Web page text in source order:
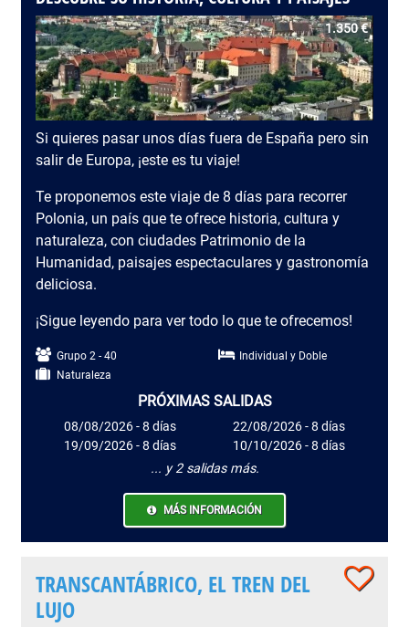
1.350 €
Si quieres pasar unos días fuera de España pero sin
salir de Europa, ¡este es tu viaje!
Te proponemos este viaje de 8 días para recorrer
Polonia, un país que te ofrece historia, cultura y
naturaleza, con ciudades Patrimonio de la
Humanidad, paisajes espectaculares y gastronomía
deliciosa.
¡Sigue leyendo para ver todo lo que te ofrecemos!
Grupo 2 - 40
Individual y Doble
Naturaleza
PRÓXIMAS SALIDAS
08/08/2026 - 8 días
22/08/2026 - 8 días
19/09/2026 - 8 días
10/10/2026 - 8 días
... y 2 salidas más.
MÁS INFORMACIÓN
TRANSCANTÁBRICO, EL TREN DEL
LUJO